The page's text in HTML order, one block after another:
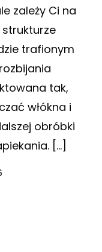
zależy Ci na
trafionym
tak,
włókna i
obróbki
[…]